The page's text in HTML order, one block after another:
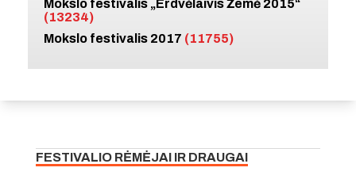
Mokslo festivalis „Erdvėlaivis Žemė 2015“
(13234)
Mokslo festivalis 2017 (11755)
FESTIVALIO RĖMĖJAI IR DRAUGAI